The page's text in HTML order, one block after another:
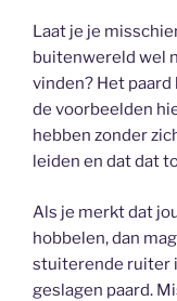
Laat je je
buitenwereld wel
vinden? Het
de voorbeelden
hebben zonder
leiden en dat dat
Als je merkt dat
hobbelen, dan
stuiterende ruiter
geslagen paard.